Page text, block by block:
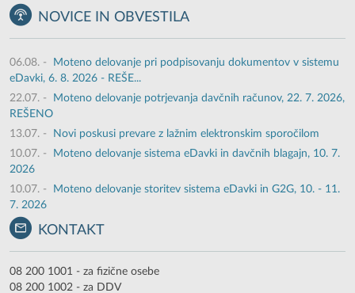
NOVICE IN OBVESTILA
06.08. -
Moteno delovanje pri podpisovanju dokumentov v sistemu
eDavki, 6. 8. 2026 - REŠE...
22.07. -
Moteno delovanje potrjevanja davčnih računov, 22. 7. 2026,
REŠENO
13.07. -
Novi poskusi prevare z lažnim elektronskim sporočilom
10.07. -
Moteno delovanje sistema eDavki in davčnih blagajn, 10. 7.
2026
10.07. -
Moteno delovanje storitev sistema eDavki in G2G, 10. - 11.
7. 2026
KONTAKT
08 200 1001 - za fizične osebe
08 200 1002 - za DDV